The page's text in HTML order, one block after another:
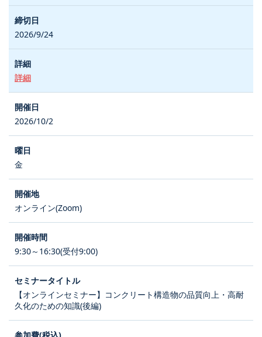
2026/9/24
詳細
2026/10/2
金
オンライン(Zoom)
9:30～16:30(受付9:00)
【オンラインセミナー】コンクリート構造物の品質向上・高耐
久化のための知識(後編)